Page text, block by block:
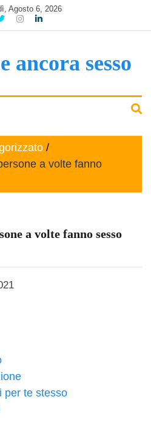
Agosto 6, 2026
ancora sesso
a volte fanno
a volte fanno sesso
per te stesso